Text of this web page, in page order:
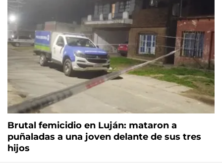
Brutal femicidio en Luján: mataron a
puñaladas a una joven delante de sus tres
hijos